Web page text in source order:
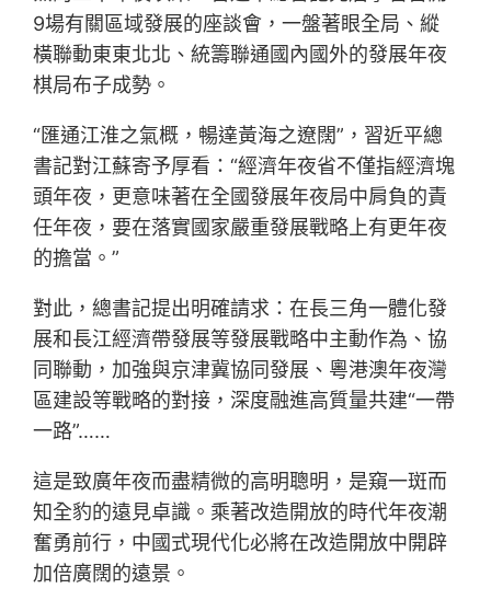
9場有關區域發展的座談會，一盤著眼全局、縱
橫聯動東東北北、統籌聯通國內國外的發展年夜
棋局布子成勢。
“匯通江淮之氣概，暢達黃海之遼闊”，習近平總
書記對江蘇寄予厚看：“經濟年夜省不僅指經濟塊
頭年夜，更意味著在全國發展年夜局中肩負的責
任年夜，要在落實國家嚴重發展戰略上有更年夜
的擔當。”
對此，總書記提出明確請求：在長三角一體化發
展和長江經濟帶發展等發展戰略中主動作為、協
同聯動，加強與京津冀協同發展、粵港澳年夜灣
區建設等戰略的對接，深度融進高質量共建“一帶
一路”……
這是致廣年夜而盡精微的高明聰明，是窺一斑而
知全豹的遠見卓識。乘著改造開放的時代年夜潮
奮勇前行，中國式現代化必將在改造開放中開辟
加倍廣闊的遠景。